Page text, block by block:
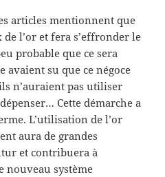
articles mentionnent que
l’or et fera s’effronder le
probable que ce sera
avaient su que ce négoce
n’auraient pas utiliser
Cette démarche a
L’utilisation de l’or
aura de grandes
et contribuera à
nouveau système